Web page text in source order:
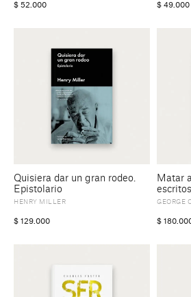
$ 52.000 $ 49.000
Quisiera dar un gran rodeo.
Epistolario
HENRY MILLER
$ 129.000
Matar
escritos
GEORGE
$